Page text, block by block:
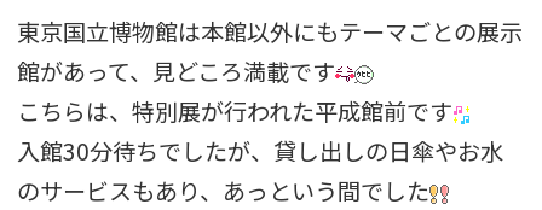
東京国立博物館は本館以外にもテーマごとの展示
館があって、見どころ満載です
こちらは、特別展が行われた平成館前です
入館30分待ちでしたが、貸し出しの日傘やお水
のサービスもあり、あっという間でした